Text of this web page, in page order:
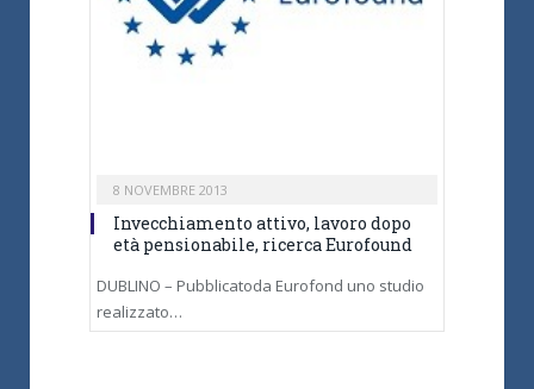
8 NOVEMBRE 2013
Invecchiamento attivo, lavoro dopo
età pensionabile, ricerca Eurofound
DUBLINO – Pubblicatoda Eurofond uno studio
realizzato…